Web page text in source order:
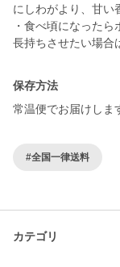
にしわがより、甘い
・食べ頃になったら
長持ちさせたい場合
保存方法
常温便でお届けしま
#全国一律送料
カテゴリ